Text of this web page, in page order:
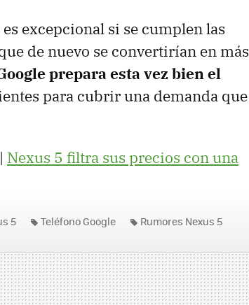
excepcional si se cumplen las
de nuevo se convertirían en más
prepara esta vez bien el
para cubrir una demanda que
Nexus 5 filtra sus precios con una
5 Teléfono Google Rumores Nexus 5